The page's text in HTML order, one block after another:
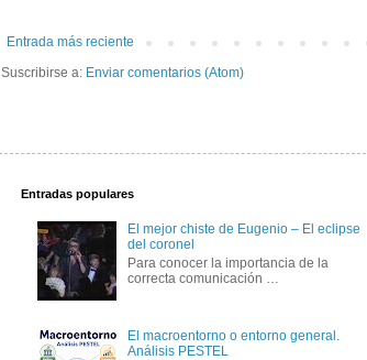
Entrada más reciente
Suscribirse a: Enviar comentarios (Atom)
Entradas populares
El mejor chiste de Eugenio – El eclipse
del coronel
Para conocer la importancia de la
correcta comunicación …
El macroentorno o entorno general.
Análisis PESTEL